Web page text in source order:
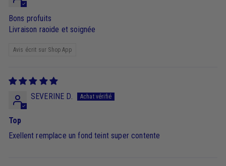
Bons profuits
Livraison raoide et soignée
Avis écrit sur Shop App
SEVERINE D.
Top
Exellent remplace un fond teint super contente